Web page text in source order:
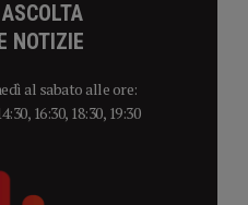
NOTIZIE
al sabato alle ore:
16:30, 18:30, 19:30